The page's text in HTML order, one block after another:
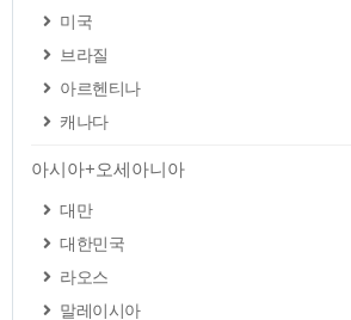
미국
브라질
아르헨티나
캐나다
아시아+오세아니아
대만
대한민국
라오스
말레이시아